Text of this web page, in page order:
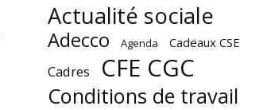
Actualité sociale
Adecco Agenda Cadeaux CSE
Cadres CFE CGC
Conditions de travail